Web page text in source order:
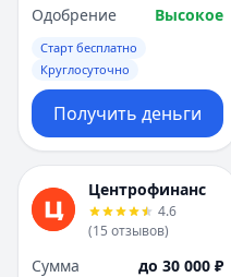
Одобрение
Высокое
Старт бесплатно
Круглосуточно
Получить деньги
Центрофинанс
4.6
(15 отзывов)
Сумма
до 30 000 ₽